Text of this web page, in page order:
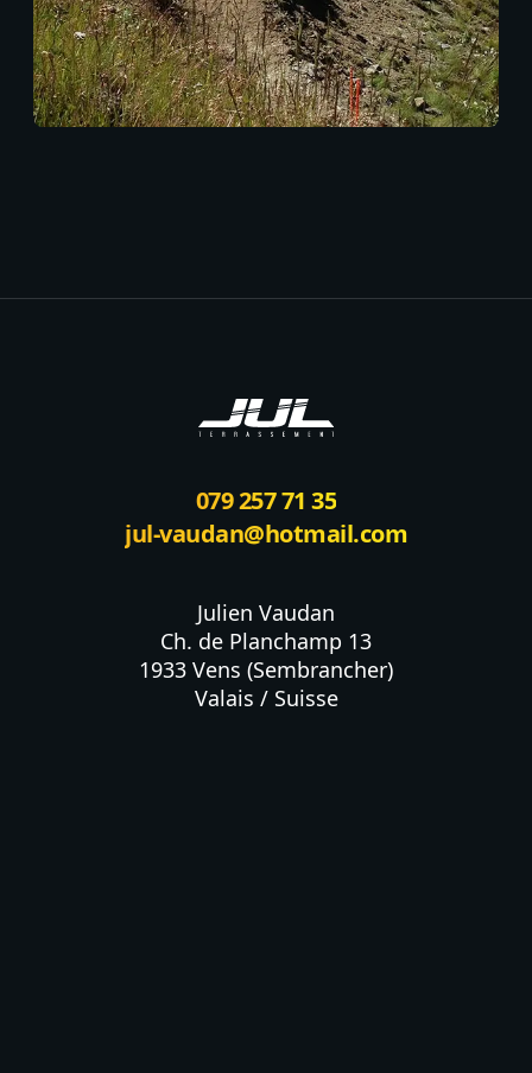
079 257 71 35
jul-vaudan@hotmail.com
Julien Vaudan
Ch. de Planchamp 13
1933 Vens (Sembrancher)
Valais / Suisse